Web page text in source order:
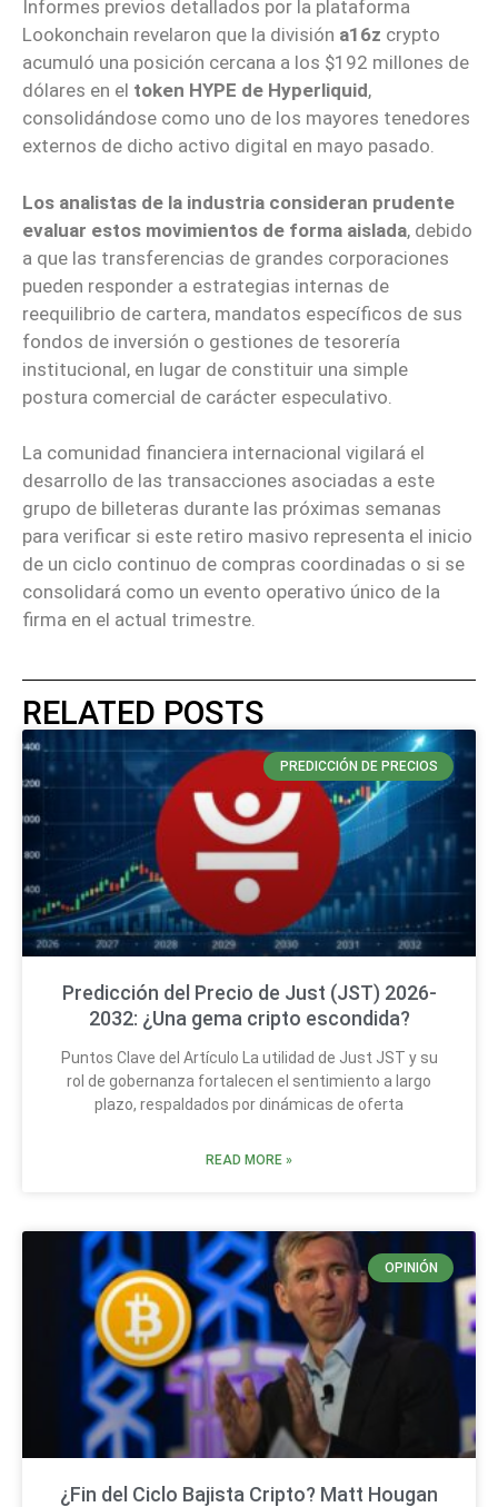
Informes previos detallados por la plataforma
Lookonchain revelaron que la división a16z crypto
acumuló una posición cercana a los $192 millones de
dólares en el token HYPE de Hyperliquid,
consolidándose como uno de los mayores tenedores
externos de dicho activo digital en mayo pasado.
Los analistas de la industria consideran prudente
evaluar estos movimientos de forma aislada, debido
a que las transferencias de grandes corporaciones
pueden responder a estrategias internas de
reequilibrio de cartera, mandatos específicos de sus
fondos de inversión o gestiones de tesorería
institucional, en lugar de constituir una simple
postura comercial de carácter especulativo.
La comunidad financiera internacional vigilará el
desarrollo de las transacciones asociadas a este
grupo de billeteras durante las próximas semanas
para verificar si este retiro masivo representa el inicio
de un ciclo continuo de compras coordinadas o si se
consolidará como un evento operativo único de la
firma en el actual trimestre.
RELATED POSTS
PREDICCIÓN DE PRECIOS
Predicción del Precio de Just (JST) 2026-
2032: ¿Una gema cripto escondida?
Puntos Clave del Artículo La utilidad de Just JST y su
rol de gobernanza fortalecen el sentimiento a largo
plazo, respaldados por dinámicas de oferta
READ MORE »
OPINIÓN
¿Fin del Ciclo Bajista Cripto? Matt Hougan